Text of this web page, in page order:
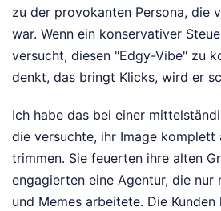
zu der provokanten Persona, die
war. Wenn ein konservativer
versucht, diesen "Edgy-Vibe" zu
denkt, das bringt Klicks, wird er
Ich habe das bei einer
die versuchte, ihr Image komplett
trimmen. Sie feuerten ihre alten
engagierten eine Agentur, die nur
und Memes arbeitete. Die